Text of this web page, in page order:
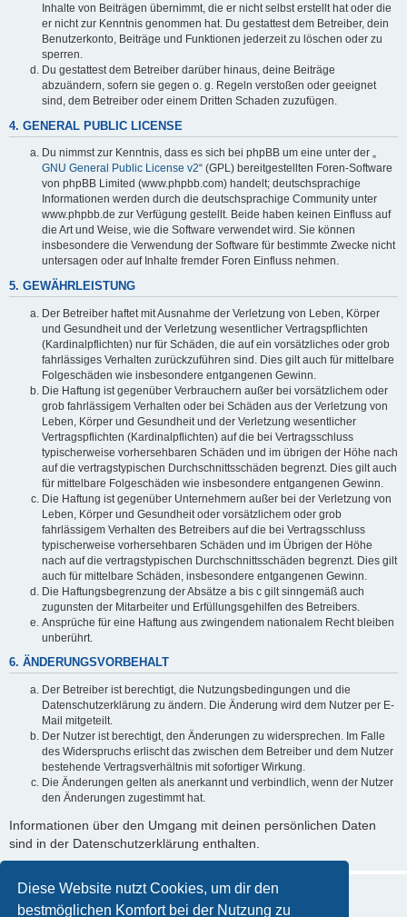
Diese Website nutzt Cookies, um dir den
bestmöglichen Komfort bei der Nutzung zu
Inhalte von Beiträgen übernimmt, die er nicht selbst erstellt hat oder die
er nicht zur Kenntnis genommen hat. Du gestattest dem Betreiber, dein
Benutzerkonto, Beiträge und Funktionen jederzeit zu löschen oder zu
sperren.
Du gestattest dem Betreiber darüber hinaus, deine Beiträge
abzuändern, sofern sie gegen o. g. Regeln verstoßen oder geeignet
sind, dem Betreiber oder einem Dritten Schaden zuzufügen.
4. GENERAL PUBLIC LICENSE
Du nimmst zur Kenntnis, dass es sich bei phpBB um eine unter der „
GNU General Public License v2“ (GPL) bereitgestellten Foren-Software
von phpBB Limited (www.phpbb.com) handelt; deutschsprachige
Informationen werden durch die deutschsprachige Community unter
www.phpbb.de zur Verfügung gestellt. Beide haben keinen Einfluss auf
die Art und Weise, wie die Software verwendet wird. Sie können
insbesondere die Verwendung der Software für bestimmte Zwecke nicht
untersagen oder auf Inhalte fremder Foren Einfluss nehmen.
5. GEWÄHRLEISTUNG
Der Betreiber haftet mit Ausnahme der Verletzung von Leben, Körper
und Gesundheit und der Verletzung wesentlicher Vertragspflichten
(Kardinalpflichten) nur für Schäden, die auf ein vorsätzliches oder grob
fahrlässiges Verhalten zurückzuführen sind. Dies gilt auch für mittelbare
Folgeschäden wie insbesondere entgangenen Gewinn.
Die Haftung ist gegenüber Verbrauchern außer bei vorsätzlichem oder
grob fahrlässigem Verhalten oder bei Schäden aus der Verletzung von
Leben, Körper und Gesundheit und der Verletzung wesentlicher
Vertragspflichten (Kardinalpflichten) auf die bei Vertragsschluss
typischerweise vorhersehbaren Schäden und im übrigen der Höhe nach
auf die vertragstypischen Durchschnittsschäden begrenzt. Dies gilt auch
für mittelbare Folgeschäden wie insbesondere entgangenen Gewinn.
Die Haftung ist gegenüber Unternehmern außer bei der Verletzung von
Leben, Körper und Gesundheit oder vorsätzlichem oder grob
fahrlässigem Verhalten des Betreibers auf die bei Vertragsschluss
typischerweise vorhersehbaren Schäden und im Übrigen der Höhe
nach auf die vertragstypischen Durchschnittsschäden begrenzt. Dies gilt
auch für mittelbare Schäden, insbesondere entgangenen Gewinn.
Die Haftungsbegrenzung der Absätze a bis c gilt sinngemäß auch
zugunsten der Mitarbeiter und Erfüllungsgehilfen des Betreibers.
Ansprüche für eine Haftung aus zwingendem nationalem Recht bleiben
unberührt.
6. ÄNDERUNGSVORBEHALT
Der Betreiber ist berechtigt, die Nutzungsbedingungen und die
Datenschutzerklärung zu ändern. Die Änderung wird dem Nutzer per E-
Mail mitgeteilt.
Der Nutzer ist berechtigt, den Änderungen zu widersprechen. Im Falle
des Widerspruchs erlischt das zwischen dem Betreiber und dem Nutzer
bestehende Vertragsverhältnis mit sofortiger Wirkung.
Die Änderungen gelten als anerkannt und verbindlich, wenn der Nutzer
den Änderungen zugestimmt hat.
Informationen über den Umgang mit deinen persönlichen Daten
sind in der Datenschutzerklärung enthalten.